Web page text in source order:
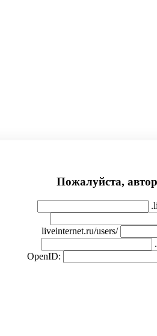
Пожалуйста,
liveinternet.ru/users/
OpenID: